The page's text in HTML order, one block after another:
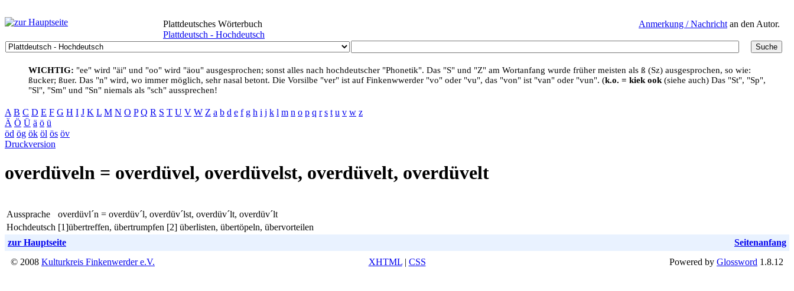
Anmerkung / Nachricht an den Autor.
Plattdeutsches Wörterbuch
Plattdeutsch - Hochdeutsch
WICHTIG: "ee" wird "äi" und "oo" wird "äou" ausgesprochen; sonst alles nach hochdeutscher "Phonetik". Das "S" und "Z" am Wortanfang wurde früher meisten als ß (Sz) ausgesprochen, so wie:
ßucker; ßuer. Das "n" wird, wo immer möglich, sehr nasal betont. Die Vorsilbe "ver" ist auf Finkenwwerder "vo" oder "vu", das "von" ist "van" oder "vun". (k.o. = kiek ook (siehe auch) Das "St", "Sp",
"Sl", "Sm" und "Sn" niemals als "sch" aussprechen!
A B C D E F G H I J K L M N O P Q R S T U V W Z a b d e f g h i j k l m n o p q r s t u v w z
Ä Ö Ü ä ö ü
öd ög ök öl ös öv
Druckversion
overdüveln = overdüvel, overdüvelst, overdüvelt, overdüvelt
Aussprache
overdüvl´n = overdüv´l, overdüv´lst, overdüv´lt, overdüv´lt
Hochdeutsch [1]übertreffen, übertrumpfen [2] überlisten, übertöpeln, übervorteilen
zur Hauptseite
Seitenanfang
© 2008 Kulturkreis Finkenwerder e.V. XHTML| CSS Powered by Glossword 1.8.12